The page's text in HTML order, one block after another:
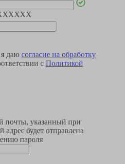
даю согласие на обработку
с Политикой
почты, указанный при
будет отправлена
пароля